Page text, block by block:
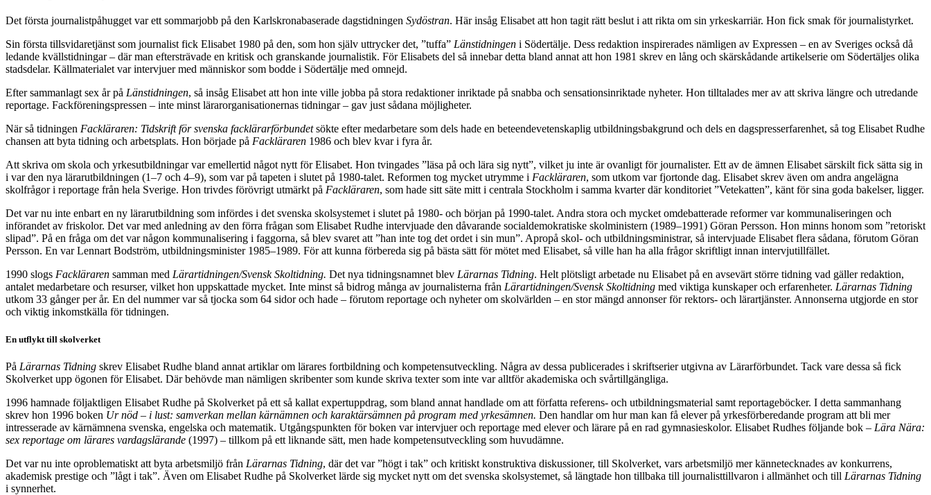
Det första journalistpåhugget var ett sommarjobb på den Karlskronabaserade dagstidningen Sydöstran. Här insåg Elisabet att hon tagit rätt beslut i att rikta om sin yrkeskarriär. Hon fick smak för journalistyrket.
Sin första tillsvidaretjänst som journalist fick Elisabet 1980 på den, som hon själv uttrycker det, ”tuffa” Länstidningen i Södertälje. Dess redaktion inspirerades nämligen av Expressen – en av Sveriges också då
ledande kvällstidningar – där man eftersträvade en kritisk och granskande journalistik. För Elisabets del så innebar detta bland annat att hon 1981 skrev en lång och skärskådande artikelserie om Södertäljes olika
stadsdelar. Källmaterialet var intervjuer med människor som bodde i Södertälje med omnejd.
Efter sammanlagt sex år på Länstidningen, så insåg Elisabet att hon inte ville jobba på stora redaktioner inriktade på snabba och sensationsinriktade nyheter. Hon tilltalades mer av att skriva längre och utredande
reportage. Fackföreningspressen – inte minst lärarorganisationernas tidningar – gav just sådana möjligheter.
När så tidningen Fackläraren: Tidskrift för svenska facklärarförbundetsökte efter medarbetare som dels hade en beteendevetenskaplig utbildningsbakgrund och dels en dagspresserfarenhet, så tog Elisabet Rudhe
chansen att byta tidning och arbetsplats. Hon började på Fackläraren 1986 och blev kvar i fyra år.
Att skriva om skola och yrkesutbildningar var emellertid något nytt för Elisabet. Hon tvingades ”läsa på och lära sig nytt”, vilket ju inte är ovanligt för journalister. Ett av de ämnen Elisabet särskilt fick sätta sig in
i var den nya lärarutbildningen (1–7 och 4–9), som var på tapeten i slutet på 1980-talet. Reformen tog mycket utrymme i Fackläraren, som utkom var fjortonde dag. Elisabet skrev även om andra angelägna
skolfrågor i reportage från hela Sverige. Hon trivdes förövrigt utmärkt på Fackläraren, som hade sitt säte mitt i centrala Stockholm i samma kvarter där konditoriet ”Vetekatten”, känt för sina goda bakelser, ligger.
Det var nu inte enbart en ny lärarutbildning som infördes i det svenska skolsystemet i slutet på 1980- och början på 1990-talet. Andra stora och mycket omdebatterade reformer var kommunaliseringen och
införandet av friskolor. Det var med anledning av den förra frågan som Elisabet Rudhe intervjuade den dåvarande socialdemokratiske skolministern (1989–1991) Göran Persson. Hon minns honom som ”retoriskt
slipad”. På en fråga om det var någon kommunalisering i faggorna, så blev svaret att ”han inte tog det ordet i sin mun”. Apropå skol- och utbildningsministrar, så intervjuade Elisabet flera sådana, förutom Göran
Persson. En var Lennart Bodström, utbildningsminister 1985–1989. För att kunna förbereda sig på bästa sätt för mötet med Elisabet, så ville han ha alla frågor skriftligt innan intervjutillfället.
1990 slogs Fackläraren samman med Lärartidningen/Svensk Skoltidning. Det nya tidningsnamnet blev Lärarnas Tidning. Helt plötsligt arbetade nu Elisabet på en avsevärt större tidning vad gäller redaktion,
antalet medarbetare och resurser, vilket hon uppskattade mycket. Inte minst så bidrog många av journalisterna från Lärartidningen/Svensk Skoltidning med viktiga kunskaper och erfarenheter. Lärarnas Tidning
utkom 33 gånger per år. En del nummer var så tjocka som 64 sidor och hade – förutom reportage och nyheter om skolvärlden – en stor mängd annonser för rektors- och lärartjänster. Annonserna utgjorde en stor
och viktig inkomstkälla för tidningen.
En utflykt till skolverket
På Lärarnas Tidning skrev Elisabet Rudhe bland annat artiklar om lärares fortbildning och kompetensutveckling. Några av dessa publicerades i skriftserier utgivna av Lärarförbundet. Tack vare dessa så fick
Skolverket upp ögonen för Elisabet. Där behövde man nämligen skribenter som kunde skriva texter som inte var alltför akademiska och svårtillgängliga.
1996 hamnade följaktligen Elisabet Rudhe på Skolverket på ett så kallat expertuppdrag, som bland annat handlade om att författa referens- och utbildningsmaterial samt reportageböcker. I detta sammanhang
skrev hon 1996 boken Ur nöd – i lust: samverkan mellan kärnämnen och karaktärsämnen på program med yrkesämnen. Den handlar om hur man kan få elever på yrkesförberedande program att bli mer
intresserade av kärnämnena svenska, engelska och matematik. Utgångspunkten för boken var intervjuer och reportage med elever och lärare på en rad gymnasieskolor. Elisabet Rudhes följande bok – Lära Nära:
sex reportage om lärares vardagslärande (1997) – tillkom på ett liknande sätt, men hade kompetensutveckling som huvudämne.
Det var nu inte oproblematiskt att byta arbetsmiljö från Lärarnas Tidning, där det var ”högt i tak” och kritiskt konstruktiva diskussioner, till Skolverket, vars arbetsmiljö mer kännetecknades av konkurrens,
akademisk prestige och ”lågt i tak”. Även om Elisabet Rudhe på Skolverket lärde sig mycket nytt om det svenska skolsystemet, så längtade hon tillbaka till journalisttillvaron i allmänhet och till Lärarnas Tidning
i synnerhet.